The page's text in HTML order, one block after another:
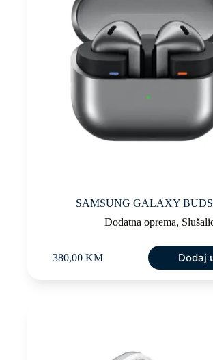
SAMSUNG GALAXY
Dodatna oprema,
380,00 KM Dodaj